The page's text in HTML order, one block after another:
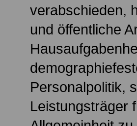
verabschieden,
und öffentliche
Personalpolitik,
Leistungsträger